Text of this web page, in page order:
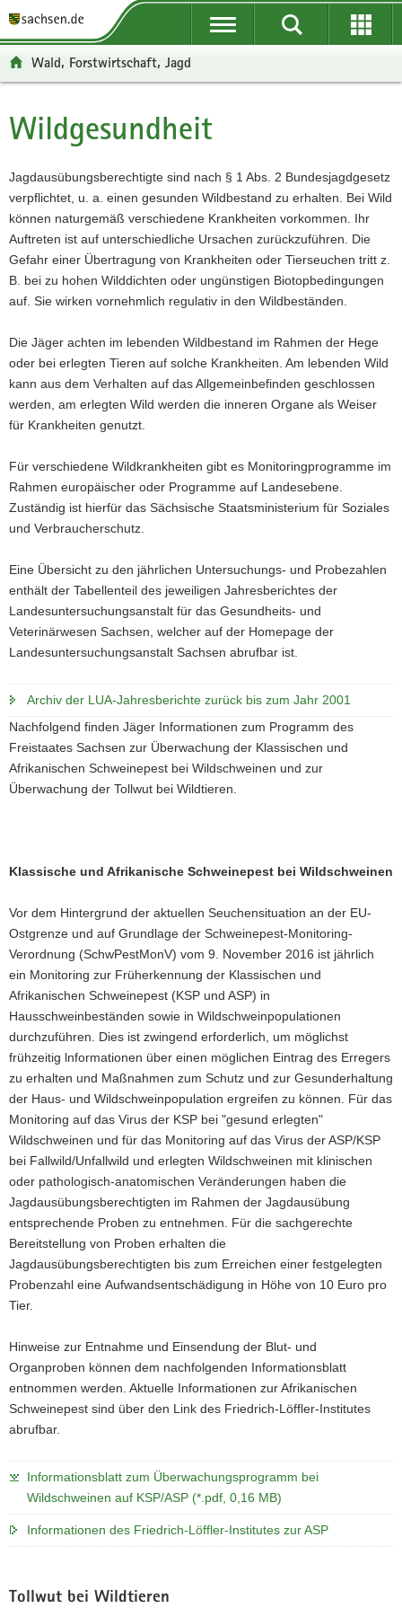
t
ü
e
r
g
r
e
f
n
d
e
N
a
i
g
a
t
o
n
t
n
v
i
g
a
t
o
p
n
a
l
t
t
e
n
f
o
r
m
t
o
n
t
-
e
r
e
i
c
Wald, Forstwirtschaft, Jagd
Hauptinhalt
Wildgesundheit
Jagdausübungsberechtigte sind nach § 1 Abs. 2 Bundesjagdgesetz
verpflichtet, u. a. einen gesunden Wildbestand zu erhalten. Bei Wild
können naturgemäß verschiedene Krankheiten vorkommen. Ihr
Auftreten ist auf unterschiedliche Ursachen zurückzuführen. Die
Gefahr einer Übertragung von Krankheiten oder Tierseuchen tritt z.
B. bei zu hohen Wilddichten oder ungünstigen Biotopbedingungen
auf. Sie wirken vornehmlich regulativ in den Wildbeständen.
Die Jäger achten im lebenden Wildbestand im Rahmen der Hege
oder bei erlegten Tieren auf solche Krankheiten. Am lebenden Wild
kann aus dem Verhalten auf das Allgemeinbefinden geschlossen
werden, am erlegten Wild werden die inneren Organe als Weiser
für Krankheiten genutzt.
Für verschiedene Wildkrankheiten gibt es Monitoringprogramme im
Rahmen europäischer oder Programme auf Landesebene.
Zuständig ist hierfür das Sächsische Staatsministerium für Soziales
und Verbraucherschutz.
Eine Übersicht zu den jährlichen Untersuchungs- und Probezahlen
enthält der Tabellenteil des jeweiligen Jahresberichtes der
Landesuntersuchungsanstalt für das Gesundheits- und
Veterinärwesen Sachsen, welcher auf der Homepage der
Landesuntersuchungsanstalt Sachsen abrufbar ist.
Archiv der LUA-Jahresberichte zurück bis zum Jahr 2001
Nachfolgend finden Jäger Informationen zum Programm des
Freistaates Sachsen zur Überwachung der Klassischen und
Afrikanischen Schweinepest bei Wildschweinen und zur
Überwachung der Tollwut bei Wildtieren.
Klassische und Afrikanische Schweinepest bei Wildschweinen
Vor dem Hintergrund der aktuellen Seuchensituation an der EU-
Ostgrenze und auf Grundlage der Schweinepest-Monitoring-
Verordnung (SchwPestMonV) vom 9. November 2016 ist jährlich
ein Monitoring zur Früherkennung der Klassischen und
Afrikanischen Schweinepest (KSP und ASP) in
Hausschweinbeständen sowie in Wildschweinpopulationen
durchzuführen. Dies ist zwingend erforderlich, um möglichst
frühzeitig lnformationen über einen möglichen Eintrag des Erregers
zu erhalten und Maßnahmen zum Schutz und zur Gesunderhaltung
der Haus- und Wildschweinpopulation ergreifen zu können. Für das
Monitoring auf das Virus der KSP bei "gesund erlegten"
Wildschweinen und für das Monitoring auf das Virus der ASP/KSP
bei Fallwild/Unfallwild und erlegten Wildschweinen mit klinischen
oder pathologisch-anatomischen Veränderungen haben die
Jagdausübungsberechtigten im Rahmen der Jagdausübung
entsprechende Proben zu entnehmen. Für die sachgerechte
Bereitstellung von Proben erhalten die
Jagdausübungsberechtigten bis zum Erreichen einer festgelegten
Probenzahl eine Aufwandsentschädigung in Höhe von 10 Euro pro
Tier.
Hinweise zur Entnahme und Einsendung der Blut- und
Organproben können dem nachfolgenden Informationsblatt
entnommen werden. Aktuelle Informationen zur Afrikanischen
Schweinepest sind über den Link des Friedrich-Löffler-Institutes
abrufbar.
Informationsblatt zum Überwachungsprogramm bei
Wildschweinen auf KSP/ASP (*.pdf, 0,16 MB)
Informationen des Friedrich-Löffler-Institutes zur ASP
Tollwut bei Wildtieren